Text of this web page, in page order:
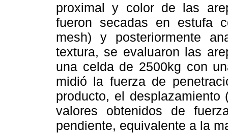
proximal y color de las
fueron secadas en estufa
mesh) y posteriormente
textura, se evaluaron las
una celda de 2500kg con
midió la fuerza de
producto, el
valores obtenidos de
pendiente, equivalente a la